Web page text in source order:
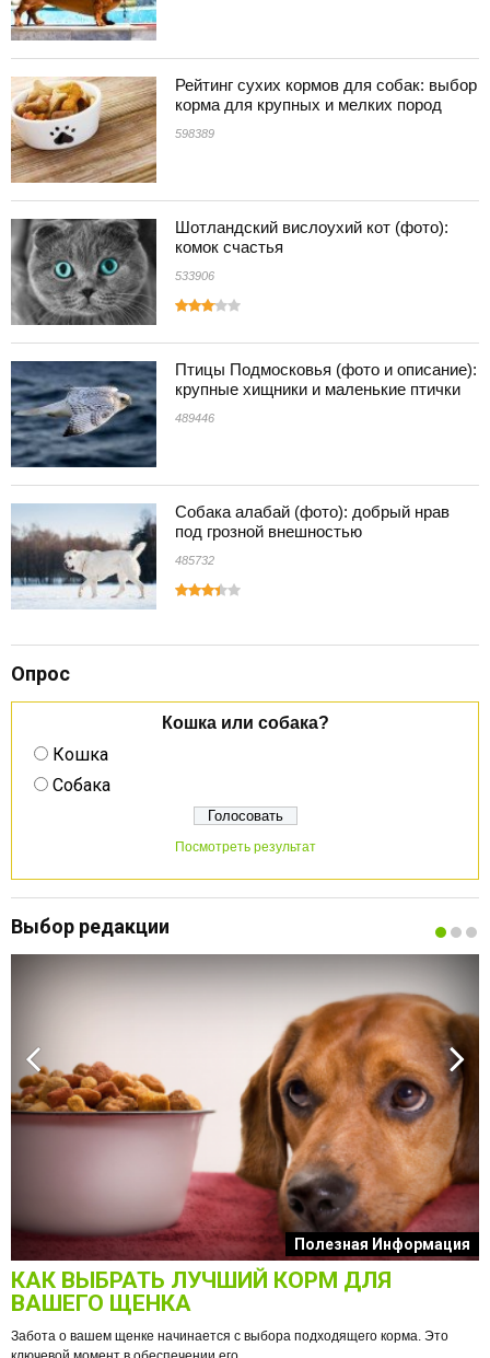
Рейтинг сухих кормов для собак: выбор
корма для крупных и мелких пород
598389
Шотландский вислоухий кот (фото):
комок счастья
533906
Птицы Подмосковья (фото и описание):
крупные хищники и маленькие птички
489446
Собака алабай (фото): добрый нрав
под грозной внешностью
485732
Опрос
Кошка или собака?
Кошка
Собака
Посмотреть результат
Выбор редакции
Полезная Информация
КАК ВЫБРАТЬ ЛУЧШИЙ КОРМ ДЛЯ
ВАШЕГО ЩЕНКА
Забота о вашем щенке начинается с выбора подходящего корма. Это